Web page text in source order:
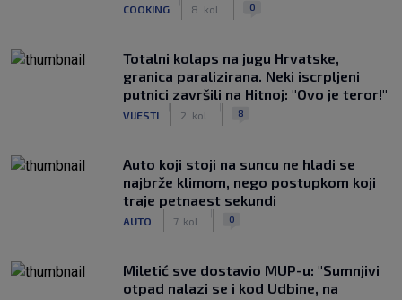
COOKING 8. kol. 0
Totalni kolaps na jugu Hrvatske,
granica paralizirana. Neki iscrpljeni
putnici završili na Hitnoj: "Ovo je teror!"
VIJESTI 2. kol. 8
Auto koji stoji na suncu ne hladi se
najbrže klimom, nego postupkom koji
traje petnaest sekundi
AUTO 7. kol. 0
Miletić sve dostavio MUP-u: "Sumnjivi
otpad nalazi se i kod Udbine, na